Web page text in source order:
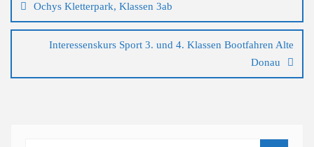
Ochys Kletterpark, Klassen 3ab
Interessenskurs Sport 3. und 4. Klassen Bootfahren Alte
Donau